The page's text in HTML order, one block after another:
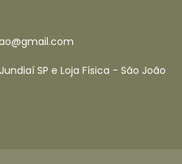
SP e Loja Física - São João